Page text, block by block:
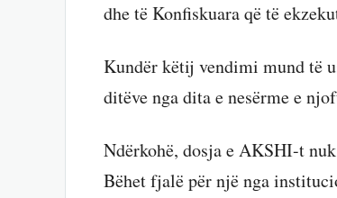
dhe të Konfiskuara që të
Kundër këtij vendimi mund të
ditëve nga dita e nesërme e
Ndërkohë, dosja e AKSHI-t
Bëhet fjalë për një nga